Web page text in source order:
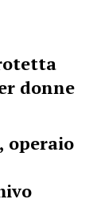
donne
operaio